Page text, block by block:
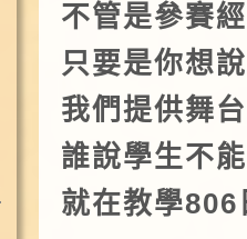
不管是參賽
只要是你想
我們提供舞
誰說學生不
就在教學